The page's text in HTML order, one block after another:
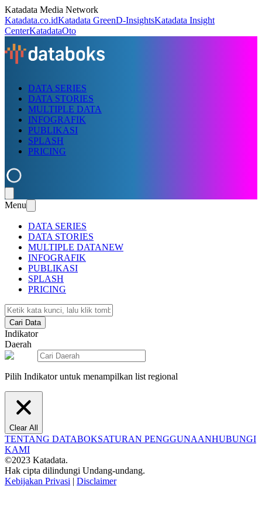
Katadata Media Network
Katadata.co.idKatadata GreenD-InsightsKatadata Insight
CenterKatadataOto
DATA SERIES
DATA STORIES
MULTIPLE DATA
INFOGRAFIK
PUBLIKASI
SPLASH
PRICING
Menu
DATA SERIES
DATA STORIES
MULTIPLE DATANEW
INFOGRAFIK
PUBLIKASI
SPLASH
PRICING
Cari Data
Indikator
Daerah
Pilih Indikator untuk menampilkan list regional
Clear All
TENTANG DATABOKSATURAN PENGGUNAANHUBUNGI
KAMI
©2023 Katadata.
Hak cipta dilindungi Undang-undang.
Kebijakan Privasi | Disclaimer